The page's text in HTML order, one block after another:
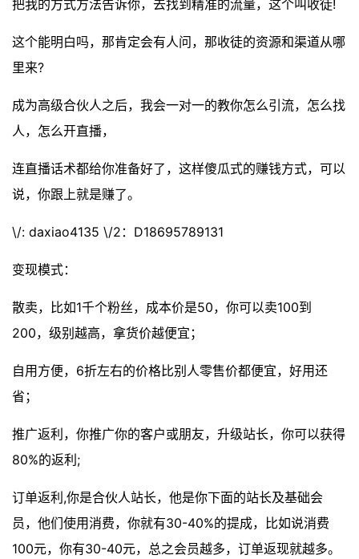
把我的方式方法告诉你，去找到精准的流量，这个叫收徒!
这个能明白吗，那肯定会有人问，那收徒的资源和渠道从哪
里来?
成为高级合伙人之后，我会一对一的教你怎么引流，怎么找
人，怎么开直播，
连直播话术都给你准备好了，这样傻瓜式的赚钱方式，可以
说，你跟上就是赚了。
\/: daxiao4135 \/2：D18695789131
变现模式：
散卖，比如1千个粉丝，成本价是50，你可以卖100到
200，级别越高，拿货价越便宜；
自用方便，6折左右的价格比别人零售价都便宜，好用还
省；
推广返利，你推广你的客户或朋友，升级站长，你可以获得
80%的返利;
订单返利,你是合伙人站长，他是你下面的站长及基础会
员，他们使用消费，你就有30-40%的提成，比如说消费
100元，你有30-40元，总之会员越多，订单返现就越多。